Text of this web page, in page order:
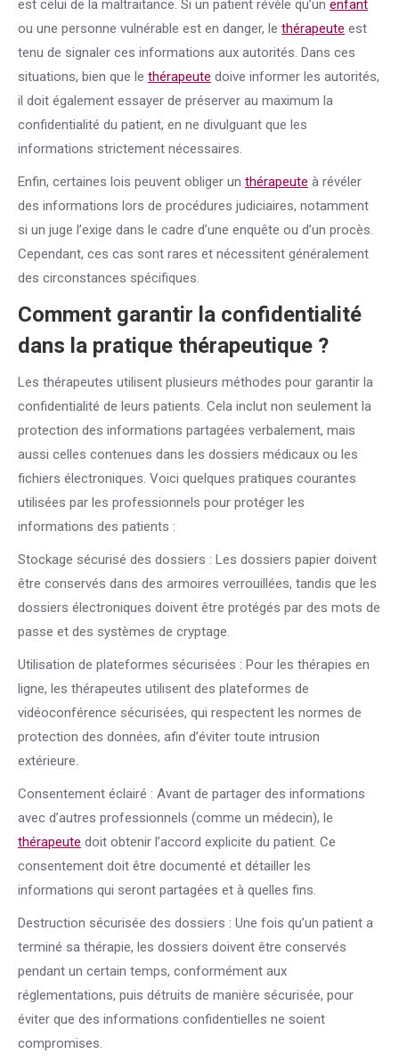
est celui de la maltraitance. Si un patient révèle qu’un enfant
ou une personne vulnérable est en danger, le thérapeute est
tenu de signaler ces informations aux autorités. Dans ces
situations, bien que le thérapeute doive informer les autorités,
il doit également essayer de préserver au maximum la
confidentialité du patient, en ne divulguant que les
informations strictement nécessaires.
Enfin, certaines lois peuvent obliger un thérapeute à révéler
des informations lors de procédures judiciaires, notamment
si un juge l’exige dans le cadre d’une enquête ou d’un procès.
Cependant, ces cas sont rares et nécessitent généralement
des circonstances spécifiques.
Comment garantir la confidentialité
dans la pratique thérapeutique ?
Les thérapeutes utilisent plusieurs méthodes pour garantir la
confidentialité de leurs patients. Cela inclut non seulement la
protection des informations partagées verbalement, mais
aussi celles contenues dans les dossiers médicaux ou les
fichiers électroniques. Voici quelques pratiques courantes
utilisées par les professionnels pour protéger les
informations des patients :
Stockage sécurisé des dossiers : Les dossiers papier doivent
être conservés dans des armoires verrouillées, tandis que les
dossiers électroniques doivent être protégés par des mots de
passe et des systèmes de cryptage.
Utilisation de plateformes sécurisées : Pour les thérapies en
ligne, les thérapeutes utilisent des plateformes de
vidéoconférence sécurisées, qui respectent les normes de
protection des données, afin d’éviter toute intrusion
extérieure.
Consentement éclairé : Avant de partager des informations
avec d’autres professionnels (comme un médecin), le
thérapeute doit obtenir l’accord explicite du patient. Ce
consentement doit être documenté et détailler les
informations qui seront partagées et à quelles fins.
Destruction sécurisée des dossiers : Une fois qu’un patient a
terminé sa thérapie, les dossiers doivent être conservés
pendant un certain temps, conformément aux
réglementations, puis détruits de manière sécurisée, pour
éviter que des informations confidentielles ne soient
compromises.